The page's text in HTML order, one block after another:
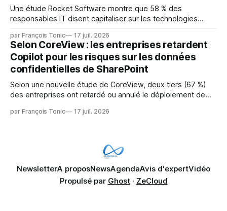
Une étude Rocket Software montre que 58 % des
responsables IT disent capitaliser sur les technologies
pression sur les usages et l'investissement. Cette pression
révèle un écart entre l'ambition et la préparation.
par François Tonic 17 juil. 2026
Selon CoreView : les entreprises retardent
Copilot pour les risques sur les données
confidentielles de SharePoint
Selon une nouvelle étude de CoreView, deux tiers (67 %)
des entreprises ont retardé ou annulé le déploiement de
données confidentielles de SharePoint. Les trois quarts (75
par François Tonic 17 juil. 2026
NewsletterA proposNewsAgendaAvis d'expertVidéo
Propulsé par Ghost· ZeCloud